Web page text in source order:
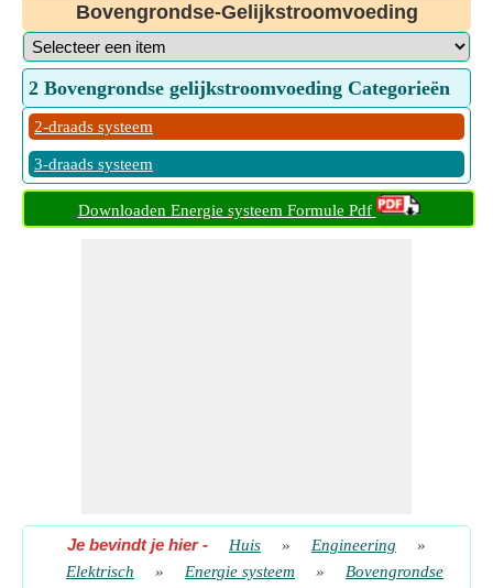
Bovengrondse-Gelijkstroomvoeding
2 Bovengrondse gelijkstroomvoeding Categorieën
2-draads systeem
3-draads systeem
Downloaden Energie systeem Formule Pdf
Je bevindt je hier- Huis » Engineering
»
Elektrisch
» Energie systeem »
Bovengrondse